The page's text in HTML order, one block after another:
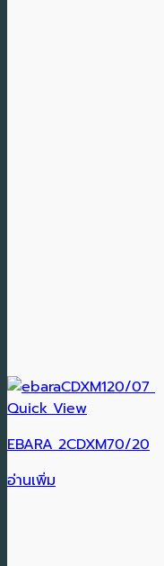
Quick View
EBARA 2CDXM70/20
อ่านเพิ่ม